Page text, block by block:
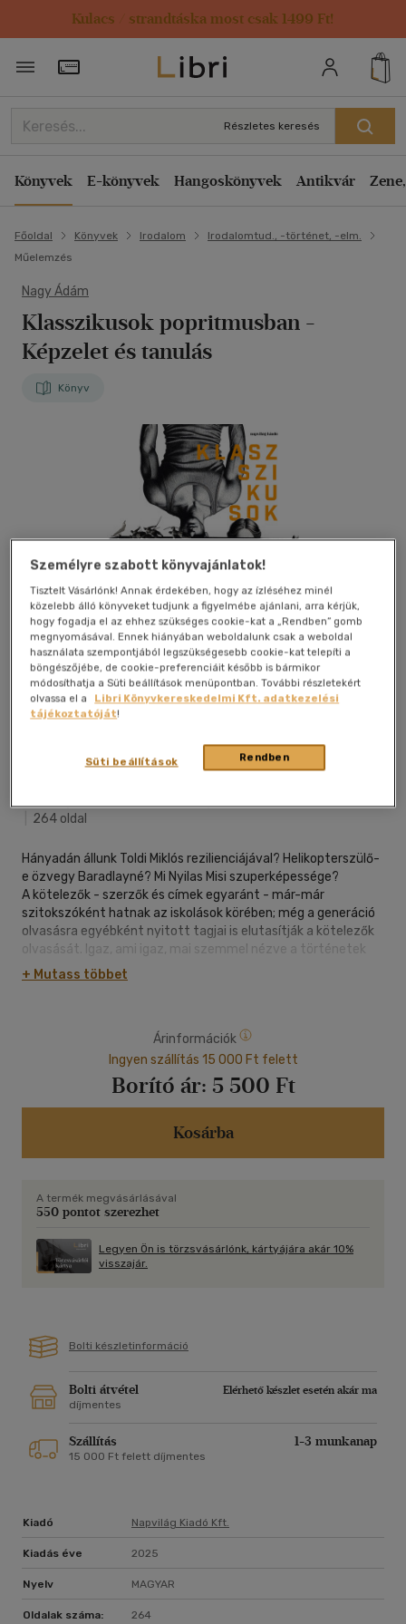
Kulacs / strandtáska most csak 1499 Ft!
Törzsvásárlói Kártya adatai
Részletes keresés
Könyvek E-könyvek Hangoskönyvek Antikvár
Főoldal Könyvek Irodalom
Irodalomtud., -történet, -elm.
Műelemzés
Nagy Ádám
Klasszikusok popritmusban -
Képzelet és tanulás
Könyv
264 oldal
Hányadán állunk Toldi Miklós rezilienciájával? Helikopterszülő-
e özvegy Baradlayné? Mi Nyilas Misi szuperképessége?
A kötelezők - szerzők és címek egyaránt - már-már
szitokszóként hatnak az iskolások körében; még a generáció
olvasásra egyébként nyitott tagjai is elutasítják a kötelezők
olvasását. Igaz, ami igaz, mai szemmel nézve a történetek
helyenként sziruposan érzelgősek, a szereplők nagy része
egyszerűen cringe, a szövegek olvasásához sokszor szótár
A Klasszikusok popritmusban a magyar szerzők által írt iskolai
olvasmányokat igyekszik újraértelmezni. A tizenhárom írás -
miközben elfogadja a művek világának kereteit, tehát nem
Ádám, Misi vagy Ernő jó vagy rossz mivoltáról értekezik -
valamiképpen olyan formabontó megállapításra jut, amelyre
a mű szerzője saját korában még nem gondolhatott.
szociológusok, földrajztudósok, természettudósok és nem
utolsósorban szépírók - esze végképp elment. Reméljük, a
végére sikerül meggyőznünk, hogy mégsem teljesen.
A szerzők: Bókay Antal, Eperjesi Gergely, Fenyő D. György,
Hegedüs András, Henkrich Mihály, Libor Zoltán, Lőrincz Andrea,
+ Mutass többet
Árinformációk
Ingyen szállítás 15 000 Ft felett
Borító ár: 5 500 Ft
Kosárba
A termék megvásárlásával
550 pontot szerezhet
Legyen Ön is törzsvásárlónk, kártyájára akár 10%
visszajár.
Bolti készletinformáció
Bolti átvétel
Elérhető készlet esetén akár ma
díjmentes
Szállítás 1-3 munkanap
15 000 Ft felett díjmentes
Kiadó Napvilág Kiadó Kft.
Kiadás éve 2025
Nyelv MAGYAR
Oldalak száma: 264
Személyre szabott könyvajánlatok!
Tisztelt Vásárlónk! Annak érdekében, hogy az ízléséhez minél
közelebb álló könyveket tudjunk a figyelmébe ajánlani, arra kérjük,
hogy fogadja el az ehhez szükséges cookie-kat a „Rendben” gomb
megnyomásával. Ennek hiányában weboldalunk csak a weboldal
használata szempontjából legszükségesebb cookie-kat telepíti a
böngészőjébe, de cookie-preferenciáit később is bármikor
módosíthatja a Süti beállítások menüpontban. További részletekért
olvassa el a
Libri Könyvkereskedelmi Kft. adatkezelési
tájékoztatóját!
Rendben
Süti beállítások